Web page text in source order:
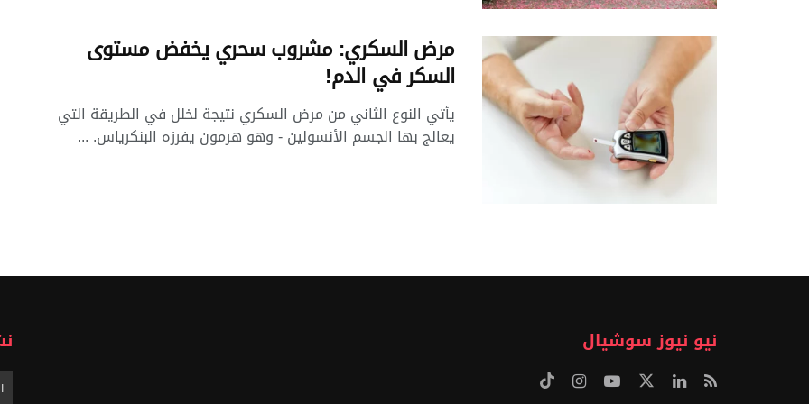
مرض السكري: مشروب سحري يخفض مستوى
السكر في الدم!
يأتي النوع الثاني من مرض السكري نتيجة لخلل في الطريقة التي
يعالج بها الجسم الأنسولين - وهو هرمون يفرزه البنكرياس. ...
نيو نيوز سوشيال